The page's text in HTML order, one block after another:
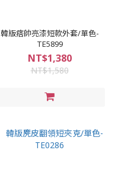
韓版痞帥亮漆短款外套/單色-
TE5899
NT$1,380
NT$1,580